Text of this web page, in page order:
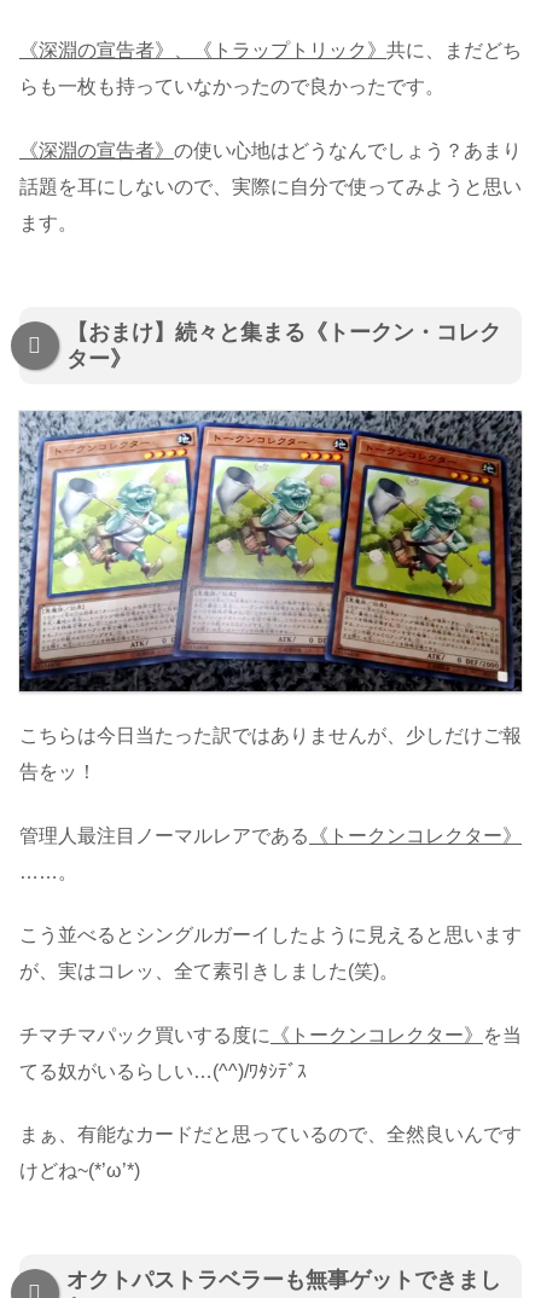
《深淵の宣告者》、《トラップトリック》 共に、まだどち
らも一枚も持っていなかったので良かったです。
《深淵の宣告者》 の使い心地はどうなんでしょう？あまり
話題を耳にしないので、実際に自分で使ってみようと思い
ます。
【おまけ】続々と集まる《トークン・コレク
ター》
こちらは今日当たった訳ではありませんが、少しだけご報
告をッ！
管理人最注目ノーマルレアである
《トークンコレクター》
……。
こう並べるとシングルガーイしたように見えると思います
が、実はコレッ、全て素引きしました(笑)。
チマチマパック買いする度に 《トークンコレクター》
を当
てる奴がいるらしい…(^^)/ﾜﾀｼﾃﾞｽ
まぁ、有能なカードだと思っているので、全然良いんです
けどね~(*’ω’*)
オクトパストラベラーも無事ゲットできまし